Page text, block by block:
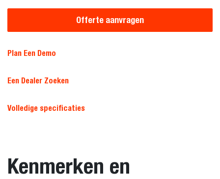
Offerte aanvragen
Plan Een Demo
Een Dealer Zoeken
Volledige specificaties
Kenmerken en